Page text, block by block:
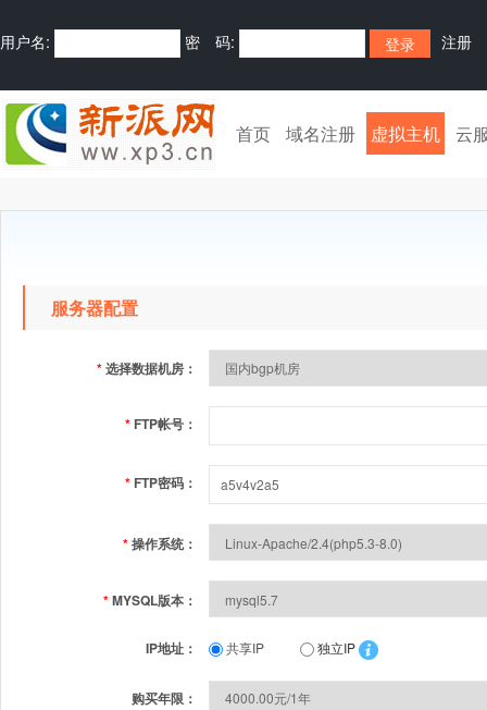
用户名: 密 码: 注册
首页 域名注册 虚拟主机 云
服务器配置
*选择数据机房：
* FTP帐号：
* FTP密码：
*操作系统：
*MYSQL版本：
IP地址： 共享IP 独立IP
购买年限：